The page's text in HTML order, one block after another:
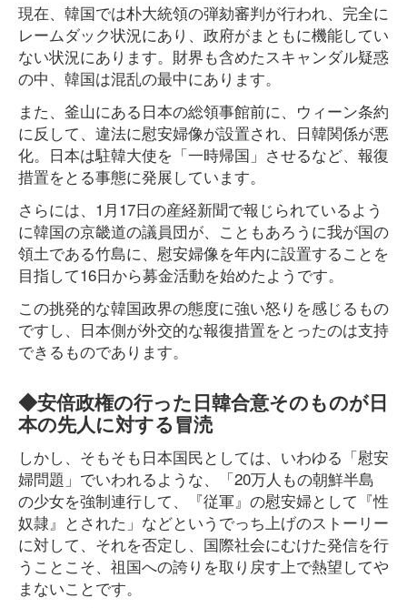
現在、韓国では朴大統領の弾劾審判が行われ、完全に
レームダック状況にあり、政府がまともに機能してい
ない状況にあります。財界も含めたスキャンダル疑惑
の中、韓国は混乱の最中にあります。
また、釜山にある日本の総領事館前に、ウィーン条約
に反して、違法に慰安婦像が設置され、日韓関係が悪
化。日本は駐韓大使を「一時帰国」させるなど、報復
措置をとる事態に発展しています。
さらには、1月17日の産経新聞で報じられているよう
に韓国の京畿道の議員団が、こともあろうに我が国の
領土である竹島に、慰安婦像を年内に設置することを
目指して16日から募金活動を始めたようです。
この挑発的な韓国政界の態度に強い怒りを感じるもの
ですし、日本側が外交的な報復措置をとったのは支持
できるものであります。
◆安倍政権の行った日韓合意そのものが日
本の先人に対する冒涜
しかし、そもそも日本国民としては、いわゆる「慰安
婦問題」でいわれるような、「20万人もの朝鮮半島
の少女を強制連行して、『従軍』の慰安婦として『性
奴隷』とされた」などというでっち上げのストーリー
に対して、それを否定し、国際社会にむけた発信を行
うことこそ、祖国への誇りを取り戻す上で熱望してや
まないことです。